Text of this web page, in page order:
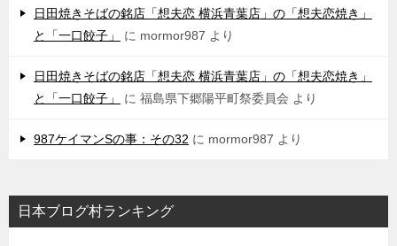
日田焼きそばの銘店「想夫恋 横浜青葉店」の「想夫恋焼き」
と「一口餃子」
に mormor987 より
日田焼きそばの銘店「想夫恋 横浜青葉店」の「想夫恋焼き」
と「一口餃子」
に 福島県下郷陽平町祭委員会 より
987ケイマンSの事：その32 に mormor987 より
日本ブログ村ランキング